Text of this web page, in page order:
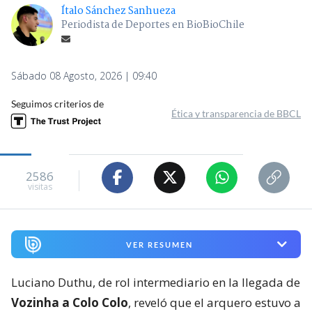
Ítalo Sánchez Sanhueza
Periodista de Deportes en BioBioChile
Sábado 08 Agosto, 2026 | 09:40
Seguimos criterios de
Ética y transparencia de BBCL
2586
visitas
VER RESUMEN
Luciano Duthu, de rol intermediario en la llegada de
Vozinha a Colo Colo, reveló que el arquero estuvo a